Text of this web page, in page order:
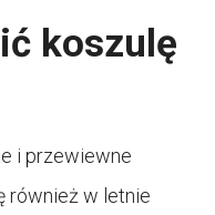
koszulę
i przewiewne
również w letnie